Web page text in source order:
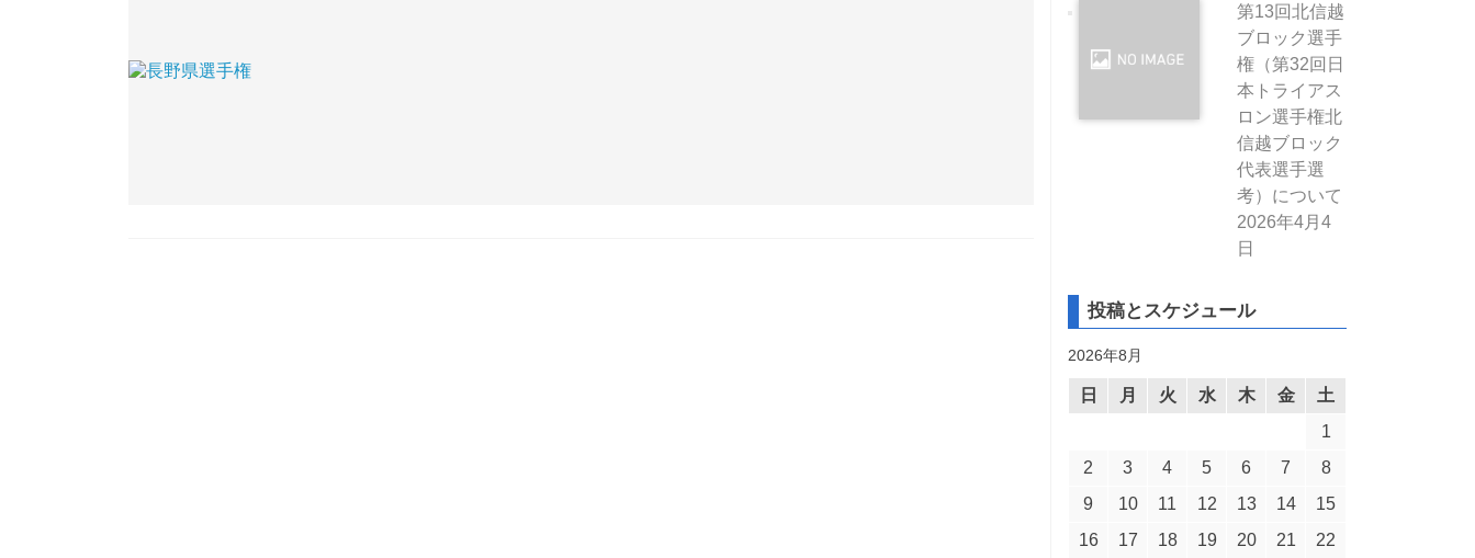
第13回北信越
ブロック選手
権（第32回日
本トライアス
ロン選手権北
信越ブロック
代表選手選
考）について
2026年4月4
日
投稿とスケジュール
2026年8月
日 月 火 水 木 金 土
1
2
3 4 5 6 7
8
9
10 11 12 13 14
15
16
17 18 19 20 21
22